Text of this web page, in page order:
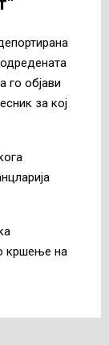
го објави
за кој
кршење на